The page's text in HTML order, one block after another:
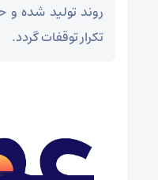
روند تولید شده
تکرار توقفات گردد.